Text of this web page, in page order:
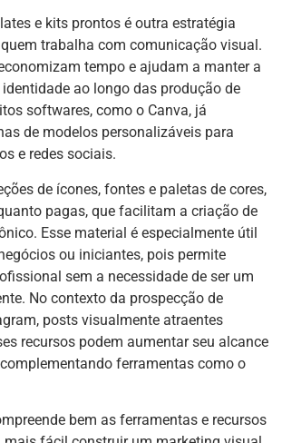
e kits prontos é outra estratégia
trabalha com comunicação visual.
tempo e ajudam a manter a
ao longo das produção de
softwares, como o Canva, já
de modelos personalizáveis para
e redes sociais.
de ícones, fontes e paletas de cores,
pagas, que facilitam a criação de
Esse material é especialmente útil
ou iniciantes, pois permite
sem a necessidade de ser um
No contexto da prospecção de
posts visualmente atraentes
recursos podem aumentar seu alcance
ferramentas como o
bem as ferramentas e recursos